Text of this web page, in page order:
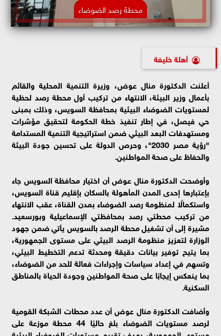
محطة رصد الضوضاء
أهلة خليفة
أعلنت الدكتورة منال عوض، وزيرة التنمية المحلية والقائم
بأعمال وزير البيئة، الانتهاء من تركيب أول محطة رصد لحظية
لمستويات الضوضاء البيئية بمحافظة السويس، وذلك بمبنى
حي فيصل، في إطار تنفيذ خطة الحكومة لتحقيق مؤشرات
ومستهدفات البعد البيئي ضمن استراتيجية التنمية المستدامة
"رؤية مصر 2030"، وحرص الدولة على تحسين جودة البيئة
والحفاظ على صحة المواطنين.
وأوضحت الدكتورة منال عوض أن اختيار محافظة السويس جاء
بإعتبارها إحدى المدن المأهولة بالسكان بإقليم قناة السويس،
واستكمالًا لمنظومة رصد الضوضاء بمدن القناة، عقب الانتهاء
من تركيب محطتي رصد بمحافظتي الإسماعيلية وبورسعيد.
مشيرة إلى أن تشغيل محطة الرصد بالسويس يأتي ضمن جهود
الوزارة لتعزيز منظومة الرصد البيئي على مستوى الجمهورية،
بما يتيح توفير بيانات دقيقة ومحدثة تدعم التخطيط البيئي،
وتسهم في إعداد سياسات وإجراءات فعالة للحد من الضوضاء،
بما ينعكس إيجابًا على صحة المواطنين وجودة الحياة بالمناطق
السكنية.
وأضافت الدكتورة منال عوض أن عدد محطات الشبكة القومية
لرصد مستويات الضوضاء بلغ حاليًا 44 محطة موزعة على